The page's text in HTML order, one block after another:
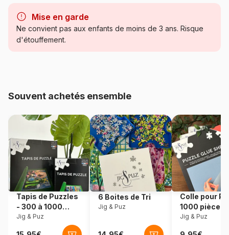
Catégorie
Provenance Tchéquie
Ravensburger-25527
EAN 4005556255276
Dimensions 30 x 40 cm
Mise en garde
Ne convient pas aux enfants de moins de 3 ans. Risque
d'étouffement.
Souvent achetés ensemble
Tapis de Puzzles
- 300 à 1000
pièces
Jig & Puz
6 Boites de Tri
Jig & Puz
Colle pour
1000 pièces
Jig & Puz